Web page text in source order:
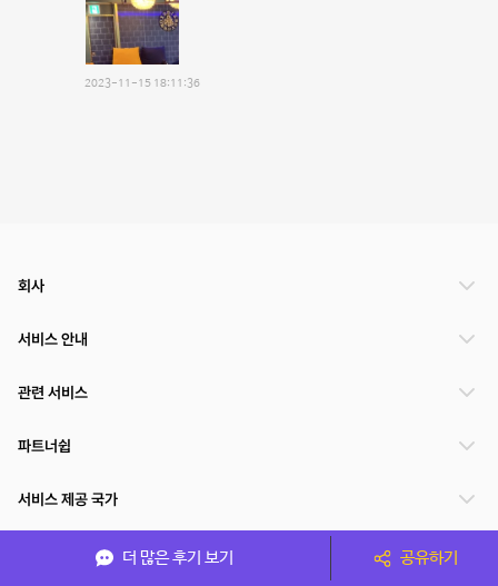
2023-11-15 18:11:36
더 많은 후기 보기 공유하기
회사
서비스 안내
관련 서비스
파트너쉽
서비스 제공 국가